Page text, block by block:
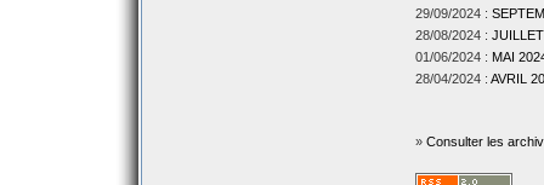
29/09/2024 :
28/08/2024 :
01/06/2024 : MAI
28/04/2024 : AVRIL
» Consulter les